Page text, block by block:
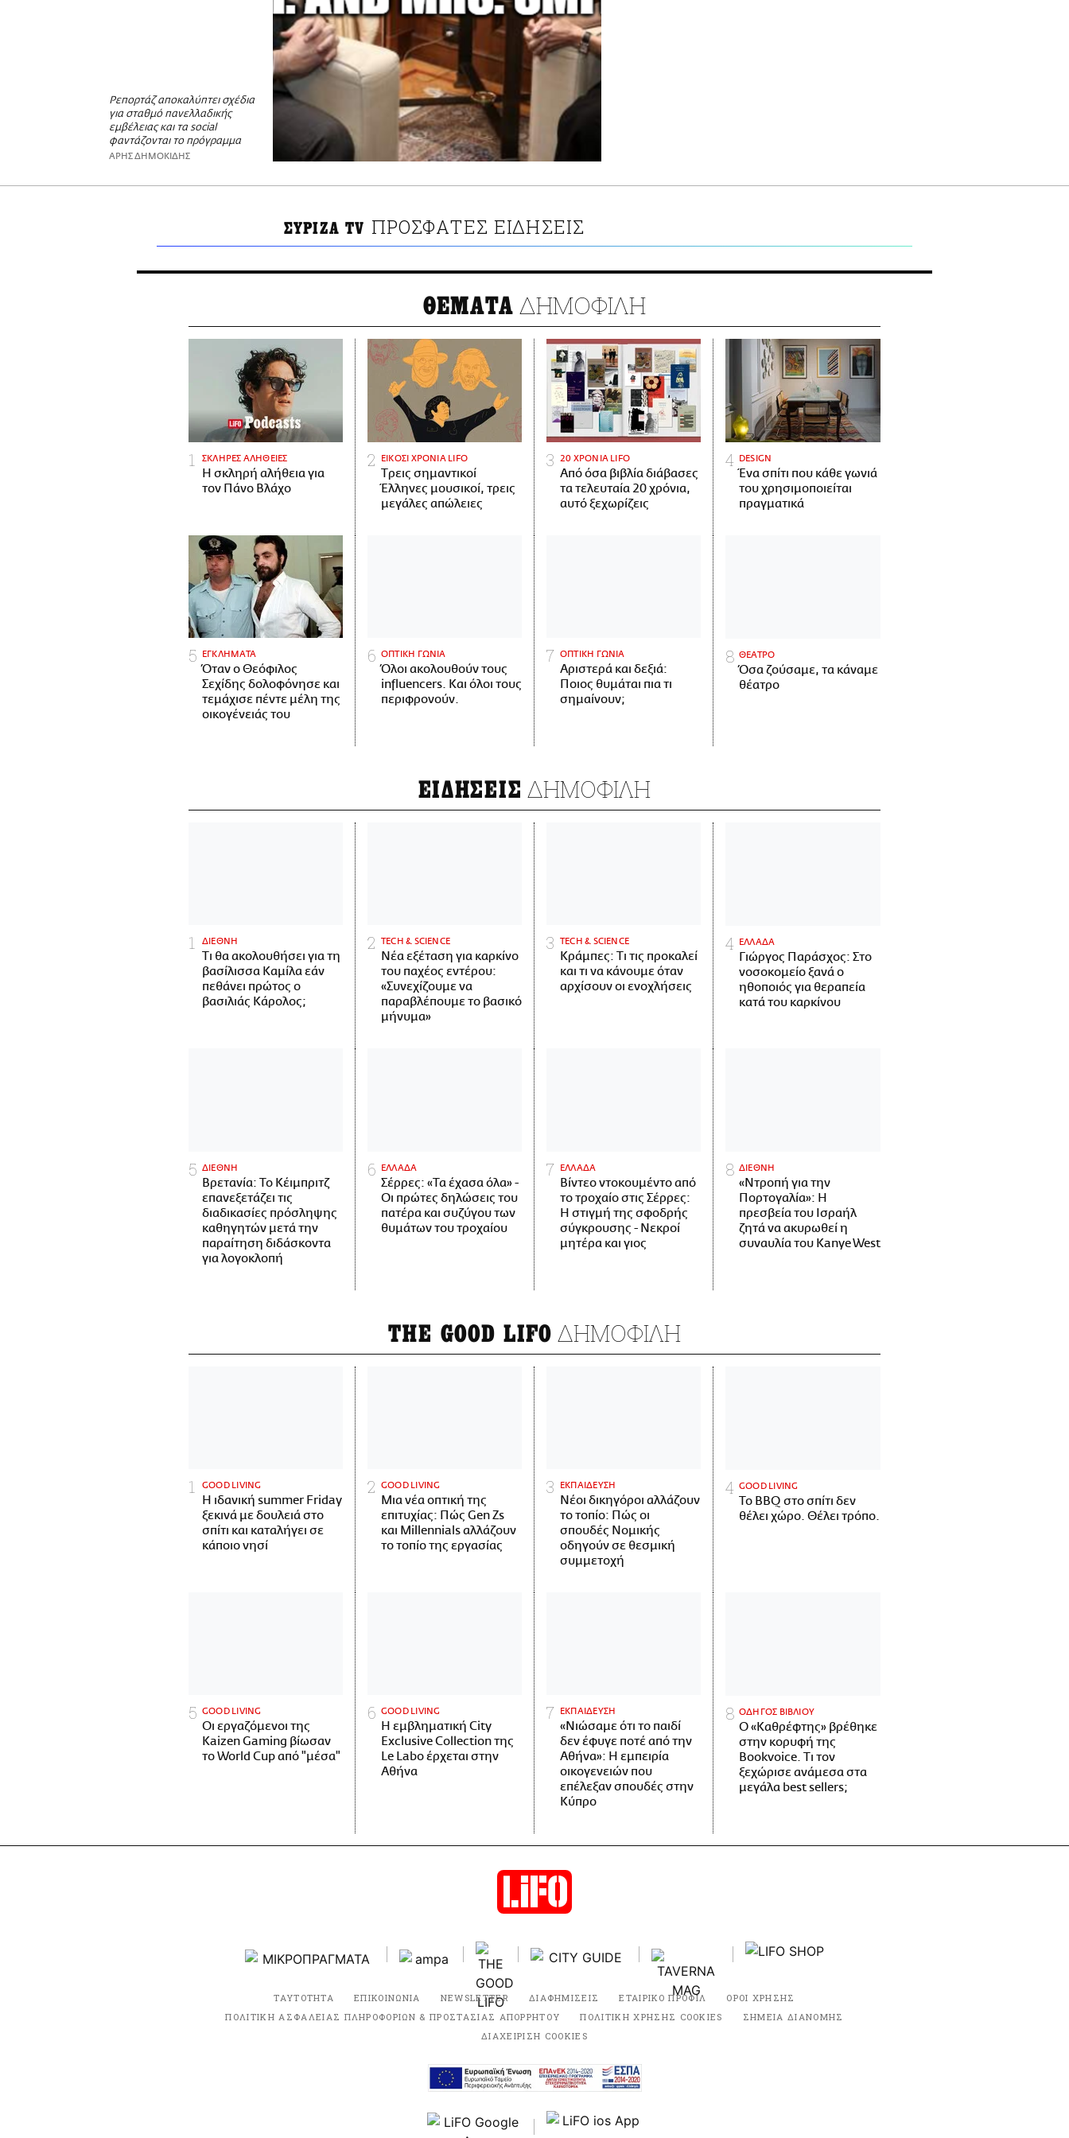
Ρεπορτάζ αποκαλύπτει σχέδια
για σταθμό πανελλαδικής
εμβέλειας και τα social
φαντάζονται το πρόγραμμα
ΑΡΗΣ ΔΗΜΟΚΙΔΗΣ
ΣΥΡΙΖΑ TV ΠΡΟΣΦΑΤΕΣ ΕΙΔΗΣΕΙΣ
ΘΕΜΑΤΑ ΔΗΜΟΦΙΛΗ
ΣΚΛΗΡΕΣ ΑΛΗΘΕΙΕΣ
H σκληρή αλήθεια για
τον Πάνο Βλάχο
ΕΙΚΟΣΙ ΧΡΟΝΙΑ LIFO
Tρεις σημαντικοί
Έλληνες μουσικοί, τρεις
μεγάλες απώλειες
20 ΧΡΟΝΙΑ LIFO
Από όσα βιβλία διάβασες
τα τελευταία 20 χρόνια,
αυτό ξεχωρίζεις
DESIGN
Ένα σπίτι που κάθε γωνιά
του χρησιμοποιείται
πραγματικά
ΕΓΚΛΗΜΑΤΑ
Όταν ο Θεόφιλος
Σεχίδης δολοφόνησε και
τεμάχισε πέντε μέλη της
οικογένειάς του
ΟΠΤΙΚΗ ΓΩΝΙΑ
Όλοι ακολουθούν τους
influencers. Και όλοι τους
περιφρονούν.
ΟΠΤΙΚΗ ΓΩΝΙΑ
Αριστερά και δεξιά:
Ποιος θυμάται πια τι
σημαίνουν;
ΘΕΑΤΡΟ
Όσα ζούσαμε, τα κάναμε
θέατρο
ΕΙΔΗΣΕΙΣ ΔΗΜΟΦΙΛΗ
ΔΙΕΘΝΗ
Τι θα ακολουθήσει για τη
βασίλισσα Καμίλα εάν
πεθάνει πρώτος ο
βασιλιάς Κάρολος;
ΤECH & SCIENCE
Νέα εξέταση για καρκίνο
του παχέος εντέρου:
«Συνεχίζουμε να
παραβλέπουμε το βασικό
μήνυμα»
ΤECH & SCIENCE
Κράμπες: Τι τις προκαλεί
και τι να κάνουμε όταν
αρχίσουν οι ενοχλήσεις
ΕΛΛΑΔΑ
Γιώργος Παράσχος: Στο
νοσοκομείο ξανά ο
ηθοποιός για θεραπεία
κατά του καρκίνου
ΔΙΕΘΝΗ
Βρετανία: Το Κέιμπριτζ
επανεξετάζει τις
διαδικασίες πρόσληψης
καθηγητών μετά την
παραίτηση διδάσκοντα
για λογοκλοπή
ΕΛΛΑΔΑ
Σέρρες: «Τα έχασα όλα» -
Οι πρώτες δηλώσεις του
πατέρα και συζύγου των
θυμάτων του τροχαίου
ΕΛΛΑΔΑ
Βίντεο ντοκουμέντο από
το τροχαίο στις Σέρρες:
Η στιγμή της σφοδρής
σύγκρουσης - Νεκροί
μητέρα και γιος
ΔΙΕΘΝΗ
«Ντροπή για την
Πορτογαλία»: Η
πρεσβεία του Ισραήλ
ζητά να ακυρωθεί η
συναυλία του Kanye West
THE GOOD LIFO ΔΗΜΟΦΙΛΗ
GOOD LIVING
Η ιδανική summer Friday
ξεκινά με δουλειά στο
σπίτι και καταλήγει σε
κάποιο νησί
GOOD LIVING
Μια νέα οπτική της
επιτυχίας: Πώς Gen Zs
και Millennials αλλάζουν
το τοπίο της εργασίας
ΕΚΠΑΙΔΕΥΣΗ
Νέοι δικηγόροι αλλάζουν
το τοπίο: Πώς οι
σπουδές Νομικής
οδηγούν σε θεσμική
συμμετοχή
GOOD LIVING
Το BBQ στο σπίτι δεν
θέλει χώρο. Θέλει τρόπο.
GOOD LIVING
Οι εργαζόμενοι της
Kaizen Gaming βίωσαν
το World Cup από "μέσα"
GOOD LIVING
Η εμβληματική City
Exclusive Collection της
Le Labo έρχεται στην
Αθήνα
ΕΚΠΑΙΔΕΥΣΗ
«Νιώσαμε ότι το παιδί
δεν έφυγε ποτέ από την
Αθήνα»: Η εμπειρία
οικογενειών που
επέλεξαν σπουδές στην
Κύπρο
ΟΔΗΓΟΣ ΒΙΒΛΙΟΥ
Ο «Καθρέφτης» βρέθηκε
στην κορυφή της
Bookvoice. Τι τον
ξεχώρισε ανάμεσα στα
μεγάλα best sellers;
ΤΑΥΤΟΤΗΤΑ ΕΠΙΚΟΙΝΩΝΙΑ NEWSLETTER ΔΙΑΦΗΜΙΣΕΙΣ ΕΤΑΙΡΙΚΟ ΠΡΟΦΙΛ
ΟΡΟΙ ΧΡΗΣΗΣ
ΠΟΛΙΤΙΚΗ ΑΣΦΑΛΕΙΑΣ ΠΛΗΡΟΦΟΡΙΩΝ & ΠΡΟΣΤΑΣΙΑΣ ΑΠΟΡΡΗΤΟΥ
ΠΟΛΙΤΙΚΗ ΧΡΗΣΗΣ COOKIES
ΣΗΜΕΙΑ ΔΙΑΝΟΜΗΣ
ΔΙΑΧΕΙΡΙΣΗ COOKIES